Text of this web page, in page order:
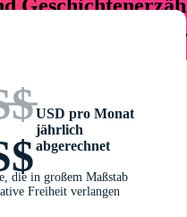
Budget
USD pro Monat
jährlich
abgerechnet
die in großem Maßstab
Freiheit verlangen